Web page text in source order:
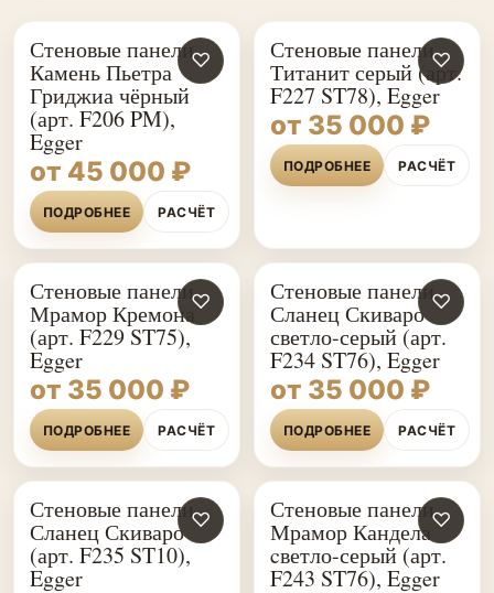
♡
Стеновые панели
Камень Пьетра
Гриджиа чёрный
(арт. F206 PM),
Egger
от 45 000 ₽
ПОДРОБНЕЕ РАСЧЁТ
♡
Стеновые панели
Титанит серый (арт.
F227 ST78), Egger
от 35 000 ₽
ПОДРОБНЕЕ РАСЧЁТ
♡
Стеновые панели
Мрамор Кремона
(арт. F229 ST75),
Egger
от 35 000 ₽
ПОДРОБНЕЕ РАСЧЁТ
♡
Стеновые панели
Сланец Скиваро
светло-серый (арт.
F234 ST76), Egger
от 35 000 ₽
ПОДРОБНЕЕ РАСЧЁТ
♡
Стеновые панели
Сланец Скиваро
(арт. F235 ST10),
Egger
♡
Стеновые панели
Мрамор Кандела
cветло-серый (арт.
F243 ST76), Egger